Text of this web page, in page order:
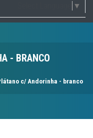
▼
- BRANCO
c/ Andorinha - branco